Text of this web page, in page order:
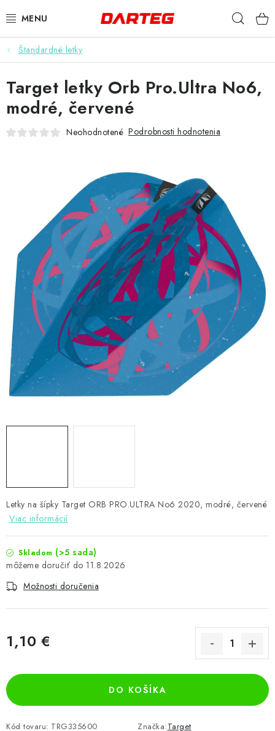
na
ŠÍPKY
TERČE
DOPLNKY K TERČU
PUZDRÁ
PRÍSLUŠENSTVO
OBLEČENIE
HRÁČI
ZĽAVY
Kontakty Hodnotenie obchodu
Štandardné letky
Letky na šípky Target ORB PRO.ULTRA No6 2020, modré, červené
Viac informácií
Skladom (>5 sada)
11.8.2026
Možnosti doručenia
1,10 €
DO KOŠÍKA
Kód tovaru: TRG335600 Značka:Target
Target letky Orb Pro.Ultra No6,
modré, červené
Neohodnotené Podrobnosti hodnotenia